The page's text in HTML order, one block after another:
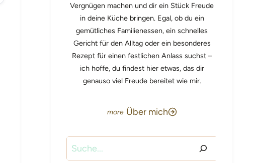
Vergnügen machen und dir ein Stück Freude
in deine Küche bringen. Egal, ob du ein
gemütliches Familienessen, ein schnelles
Gericht für den Alltag oder ein besonderes
Rezept für einen festlichen Anlass suchst –
ich hoffe, du findest hier etwas, das dir
genauso viel Freude bereitet wie mir.
Über mich
Suchen